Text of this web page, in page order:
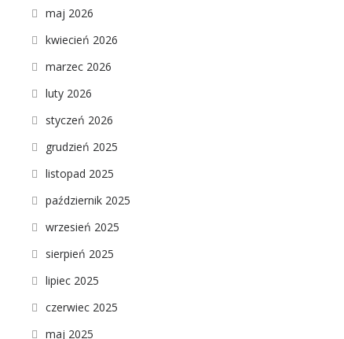
maj 2026
kwiecień 2026
marzec 2026
luty 2026
styczeń 2026
grudzień 2025
listopad 2025
październik 2025
wrzesień 2025
sierpień 2025
lipiec 2025
czerwiec 2025
maj 2025